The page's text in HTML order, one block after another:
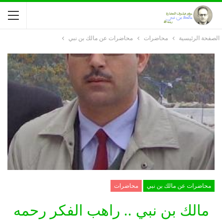
الصفحة الرئيسية محاضرات محاضرات عن مالك بن نبي
محاضرات عن مالك بن نبي محاضرات
مالك بن نبي .. راهب الفكر رحمه